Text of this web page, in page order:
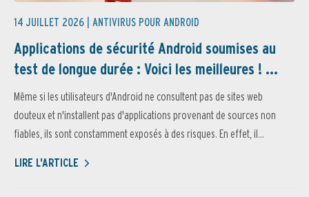
14 JUILLET 2026 | ANTIVIRUS POUR ANDROID
Applications de sécurité Android soumises au
test de longue durée : Voici les meilleures ! ...
Même si les utilisateurs d'Android ne consultent pas de sites web
douteux et n'installent pas d'applications provenant de sources non
fiables, ils sont constamment exposés à des risques. En effet, il...
LIRE L'ARTICLE